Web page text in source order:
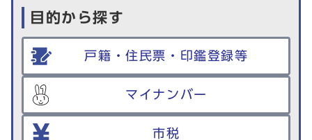
目的から探す
戸籍・住民票・印鑑登録等
マイナンバー
市税